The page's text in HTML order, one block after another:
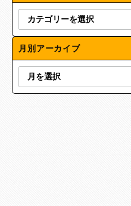
月別アーカイブ